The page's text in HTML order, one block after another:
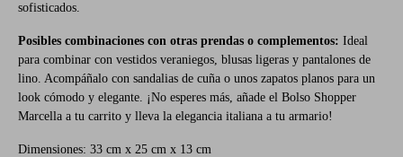
sofisticados.
Posibles combinaciones con otras prendas o complementos: Ideal
para combinar con vestidos veraniegos, blusas ligeras y pantalones de
lino. Acompáñalo con sandalias de cuña o unos zapatos planos para un
look cómodo y elegante. ¡No esperes más, añade el Bolso Shopper
Marcella a tu carrito y lleva la elegancia italiana a tu armario!
Dimensiones: 33 cm x 25 cm x 13 cm